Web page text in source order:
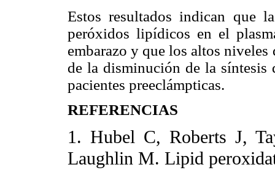
Estos resultados indican que
peróxidos lipídicos en el
embarazo y que los altos
de la disminución de la síntesis
pacientes preeclámpticas.
REFERENCIAS
1. Hubel C, Roberts J,
Laughlin M. Lipid